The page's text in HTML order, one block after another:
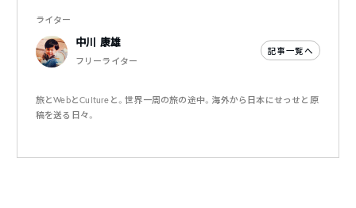
ライター
中川 康雄
フリーライター
記事一覧へ
旅とWebとCultureと。世界一周の旅の途中。海外から日本にせっせと原
稿を送る日々。